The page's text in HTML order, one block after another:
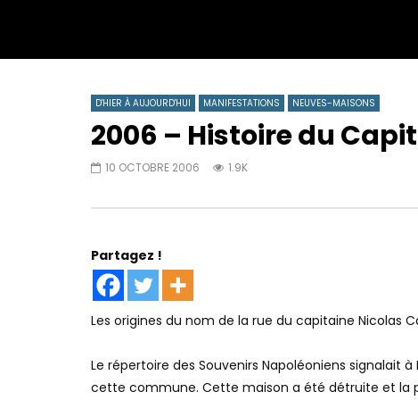
D'HIER À AUJOURD'HUI MANIFESTATIONS NEUVES-MAISONS
2006 – Histoire du
10 OCTOBRE 2006 1.9K
Partagez !
Les origines du nom de la rue du capitaine Nicolas
Le répertoire des Souvenirs Napoléoniens signalait
cette commune. Cette maison a été détruite et la